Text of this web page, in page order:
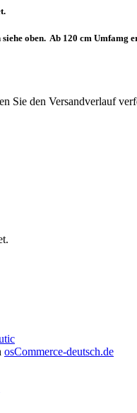
oben. Ab 120 cm
Sie den Versandverlauf
osCommerce-deutsch.de